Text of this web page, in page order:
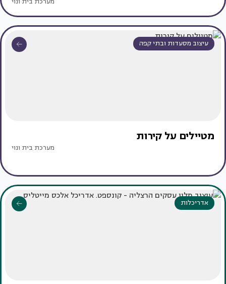
עיצוב מסעדות ובתי קפה
מטיילים על קירות
מערכת בית ונוי
אדריכלות